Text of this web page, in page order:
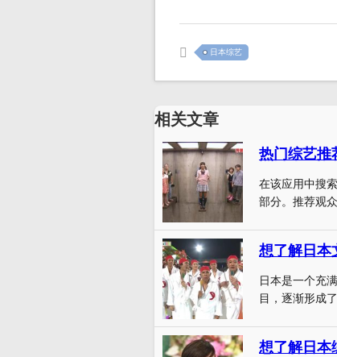
日本综艺
相关文章
热门综艺推
在该应用中搜
部分。推荐观
想了解日本
日本是一个充
目，逐渐形成